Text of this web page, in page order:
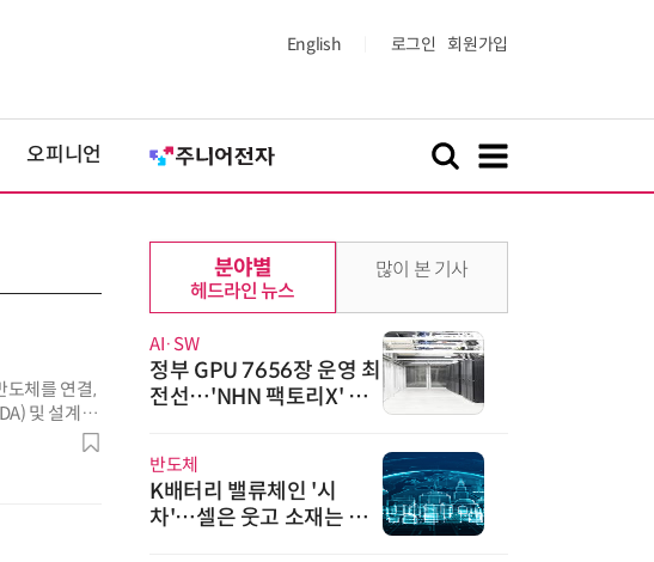
English 로그인 회원가입
오피니언
도체를 연결,
및 설계자
분야별
헤드라인 뉴스
AI·SW
정부 GPU 7656장 운영 최
전선…'NHN 팩토리X' 가
반도체
K배터리 밸류체인 '시
차'…셀은 웃고 소재는 아
많이 본 기사